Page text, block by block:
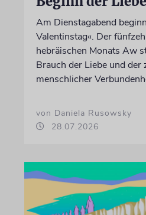
Am Dienstagabend
Valentinstag«. Der
hebräischen Monats Aw
Brauch der Liebe und der
menschlicher
von Daniela Rusowsky
28.07.2026